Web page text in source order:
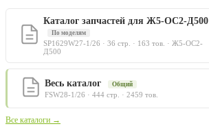
Каталог запчастей для Ж5-ОС2-Д500
По моделям
SP1629W27-1/26 · 36 стр. · 163 тов. · Ж5-ОС2-
Д500
Весь каталог Общий
FSW28-1/26 · 444 стр. · 2459 тов.
Все каталоги →